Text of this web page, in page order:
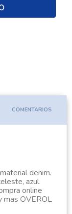
COMENTARIOS
denim.
azul.
online
mas OVEROL